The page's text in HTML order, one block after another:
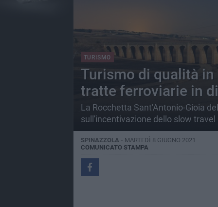
TURISMO
Turismo di qualità
tratte ferroviarie in
La Rocchetta Sant'Antonio-Gioia
sull'incentivazione dello slow travel
SPINAZZOLA - MARTEDÌ 8 GIUGNO 2021
COMUNICATO STAMPA